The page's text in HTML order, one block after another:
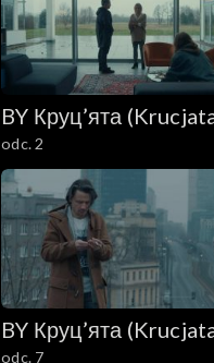
BY Круц’ята
odc. 2
BY Круц’ята
odc. 7